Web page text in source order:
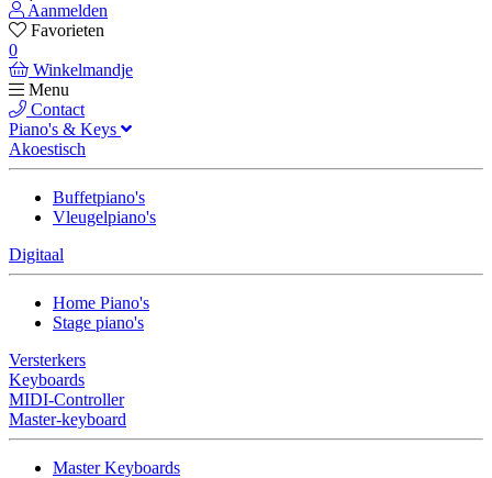
Aanmelden
Favorieten
0
Winkelmandje
Menu
Contact
Piano's & Keys
Akoestisch
Buffetpiano's
Vleugelpiano's
Digitaal
Home Piano's
Stage piano's
Versterkers
Keyboards
MIDI-Controller
Master-keyboard
Master Keyboards